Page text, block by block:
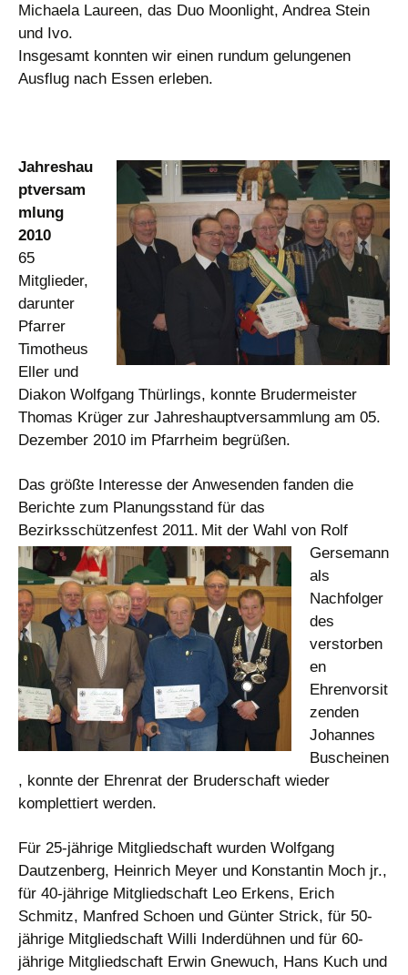
Michaela Laureen, das Duo Moonlight, Andrea Stein
und Ivo.
Insgesamt konnten wir einen rundum gelungenen
Ausflug nach Essen erleben.
Jahreshau
ptversam
mlung
2010
65
Mitglieder,
darunter
Pfarrer
Timotheus
Eller und
Diakon Wolfgang Thürlings, konnte Brudermeister
Thomas Krüger zur Jahreshauptversammlung am 05.
Dezember 2010 im Pfarrheim begrüßen.
Das größte Interesse der Anwesenden fanden die
Berichte zum Planungsstand für das
Bezirksschützenfest 2011. Mit der Wahl von Rolf
Gersemann
als
Nachfolger
des
verstorben
en
Ehrenvorsit
zenden
Johannes
Buscheinen
, konnte der Ehrenrat der Bruderschaft wieder
komplettiert werden.
Für 25-jährige Mitgliedschaft wurden Wolfgang
Dautzenberg, Heinrich Meyer und Konstantin Moch jr.,
für 40-jährige Mitgliedschaft Leo Erkens, Erich
Schmitz, Manfred Schoen und Günter Strick, für 50-
jährige Mitgliedschaft Willi Inderdühnen und für 60-
jährige Mitgliedschaft Erwin Gnewuch, Hans Kuch und